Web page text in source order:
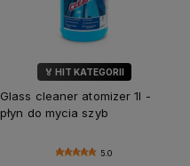
🏅 HIT KATEGORII
Glass cleaner atomizer 1l -
płyn do mycia szyb
5.0